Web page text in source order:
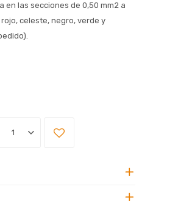
en las secciones de 0,50 mm2 a
celeste, negro, verde y
1